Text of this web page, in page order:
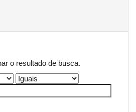
o resultado de busca.